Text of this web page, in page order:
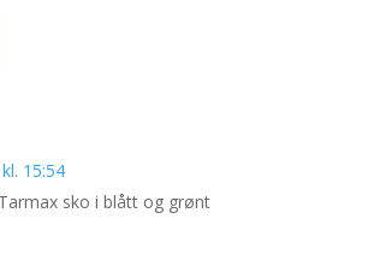
15:54
sko i blått og grønt